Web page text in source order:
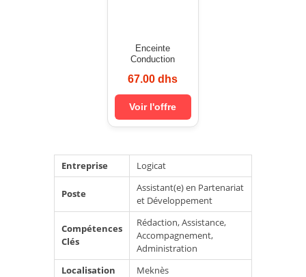
Enceinte
Conduction
67.00 dhs
Voir l'offre
Entreprise Logicat
Poste
Assistant(e) en Partenariat
et Développement
Compétences
Clés
Rédaction, Assistance,
Accompagnement,
Administration
Localisation
Meknès